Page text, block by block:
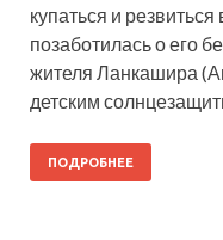
купаться и
позаботилась о его
жителя Ланкашира
детским
ПОДРОБНЕЕ